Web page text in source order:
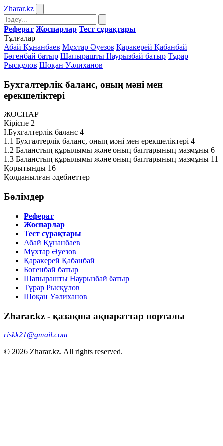
Zharar.kz
Реферат Жоспарлар Тест сұрақтары
Тұлғалар
Абай Құнанбаев Мұхтар Әуезов Қаракерей Қабанбай
Бөгенбай батыр Шапырашты Наурызбай батыр Тұрар
Рысқұлов Шоқан Уәлиханов
Бухгалтерлік баланс, оның мәні мен
ерекшеліктері
ЖОСПАР
Кіріспе 2
І.Бухгалтерлік баланс 4
1.1 Бухгалтерлік баланс, оның мәні мен ерекшеліктері 4
1.2 Баланстың құрылымы және оның баптарының мазмұны 6
1.3 Баланстың құрылымы және оның баптарының мазмұны 11
Қорытынды 16
Қолданылған әдебиеттер
Бөлімдер
Реферат
Жоспарлар
Тест сұрақтары
Абай Құнанбаев
Мұхтар Әуезов
Қаракерей Қабанбай
Бөгенбай батыр
Шапырашты Наурызбай батыр
Тұрар Рысқұлов
Шоқан Уәлиханов
Zharar.kz - қазақша ақпараттар порталы
riskk21@gmail.com
© 2026 Zharar.kz. All rights reserved.